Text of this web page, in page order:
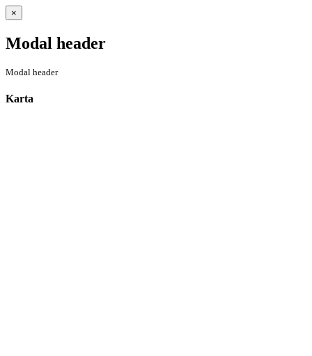
×
Modal header
Modal header
Karta